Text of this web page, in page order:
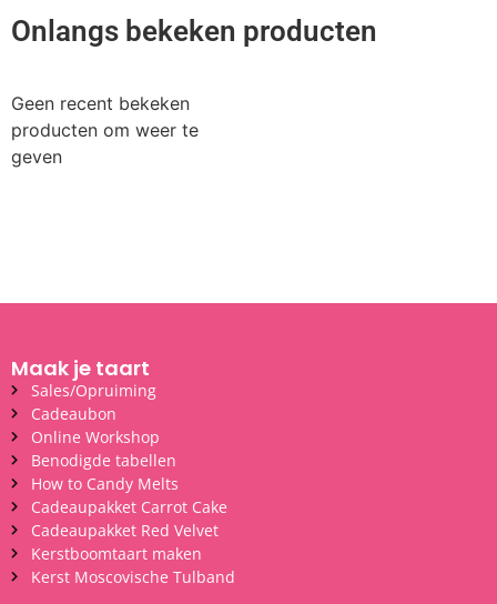
Onlangs bekeken producten
Geen recent bekeken
producten om weer te
geven
Maak je taart
Sales/Opruiming
Cadeaubon
Online Workshop
Benodigde tabellen
How to Candy Melts
Cadeaupakket Carrot Cake
Cadeaupakket Red Velvet
Kerstboomtaart maken
Kerst Moscovische Tulband